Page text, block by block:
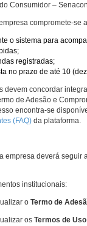
Consumidor –
compromete-se
o sistema para
registradas;
no prazo de até 10
devem concordar
de Adesão e
encontra-se
(FAQ) da plataforma.
empresa deverá seguir
institucionais:
o Termo de
os Termos de Uso